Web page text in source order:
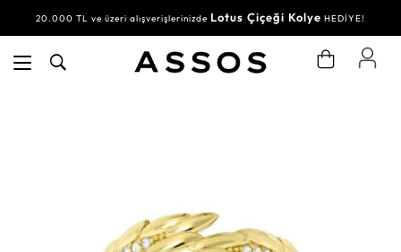
20.000 TL ve üzeri alışverişlerinizde Lotus Çiçeği Kolye HEDİYE!